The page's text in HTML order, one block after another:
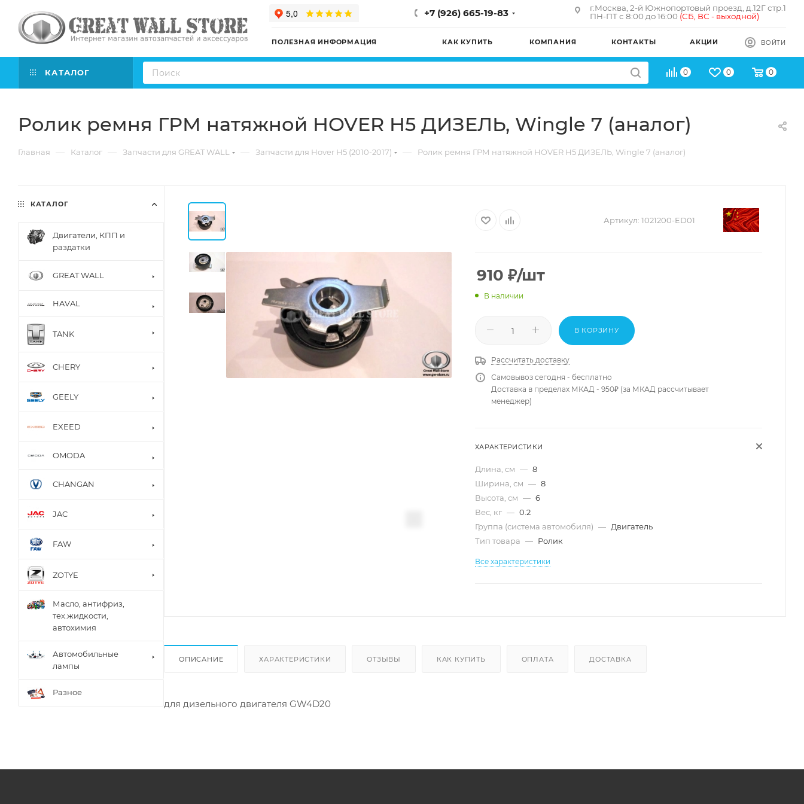
+7 (926) 665-19-83
г.Москва, 2-й Южнопортовый проезд, д.12Г стр.1
ПН-ПТ с 8:00 до 16:00 (СБ, ВС - выходной)
ПОЛЕЗНАЯ ИНФОРМАЦИЯ КАК КУПИТЬ КОМПАНИЯ КОНТАКТЫ АКЦИИ ВОЙТИ
КАТАЛОГ 0 0 0
Ролик ремня ГРМ натяжной HOVER H5 ДИЗЕЛЬ, Wingle 7 (аналог)
Главная — Каталог — Запчасти для GREAT WALL — Запчасти для Hover H5 (2010-2017) — Ролик ремня ГРМ натяжной HOVER H5 ДИЗЕЛЬ, Wingle 7 (аналог)
Артикул: 1021200-ED01
910 ₽/шт
В наличии
В КОРЗИНУ
Рассчитать доставку
Самовывоз сегодня - бесплатно
Доставка в пределах МКАД - 950₽ (за МКАД рассчитывает
менеджер)
ХАРАКТЕРИСТИКИ
Длина, см — 8
Ширина, см — 8
Высота, см — 6
Вес, кг — 0.2
Группа (система автомобиля) — Двигатель
Тип товара — Ролик
Все характеристики
ОПИСАНИЕ ХАРАКТЕРИСТИКИ ОТЗЫВЫ КАК КУПИТЬ ОПЛАТА ДОСТАВКА
для дизельного двигателя GW4D20
КАТАЛОГ
Двигатели, КПП и
раздатки
GREAT WALL
HAVAL
TANK
CHERY
GEELY
EXEED
OMODA
CHANGAN
JAC
FAW
ZOTYE
Масло, антифриз,
тех.жидкости,
автохимия
Автомобильные
лампы
Разное